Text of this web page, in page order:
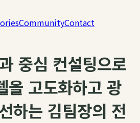
CommunityContact
중심 컨설팅으로
을 고도화하고 광
하는 김팀장의 전